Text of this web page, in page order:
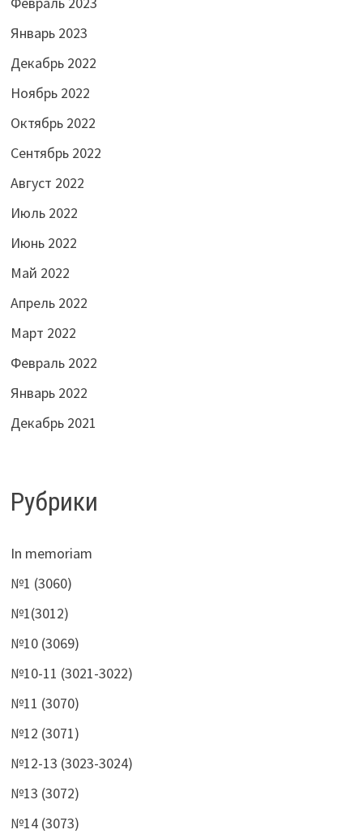
Январь 2023
Декабрь 2022
Ноябрь 2022
Октябрь 2022
Сентябрь 2022
Август 2022
Июль 2022
Июнь 2022
Май 2022
Апрель 2022
Март 2022
Февраль 2022
Январь 2022
Декабрь 2021
Рубрики
In memoriam
№1 (3060)
№1(3012)
№10 (3069)
№10-11 (3021-3022)
№11 (3070)
№12 (3071)
№12-13 (3023-3024)
№13 (3072)
№14 (3073)